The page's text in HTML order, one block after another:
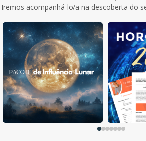
Iremos acompanhá-lo/a na descoberta do